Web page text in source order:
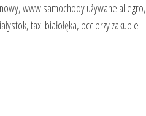
www samochody używane allegro,
taxi białołęka, pcc przy zakupie